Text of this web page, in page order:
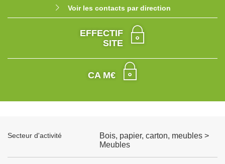
Voir les contacts par direction
EFFECTIF
SITE
CA M€
Secteur d'activité
Bois, papier, carton, meubles >
Meubles